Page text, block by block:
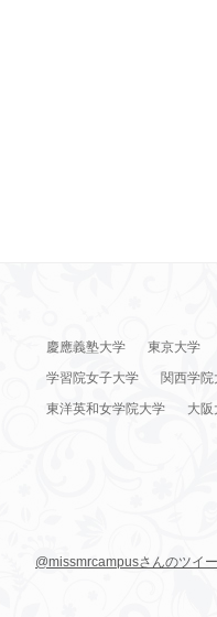
慶應義塾大学 東京大学
学習院女子大学
関西学院
東洋英和女学院大学
大阪
@missmrcampusさんのツイ